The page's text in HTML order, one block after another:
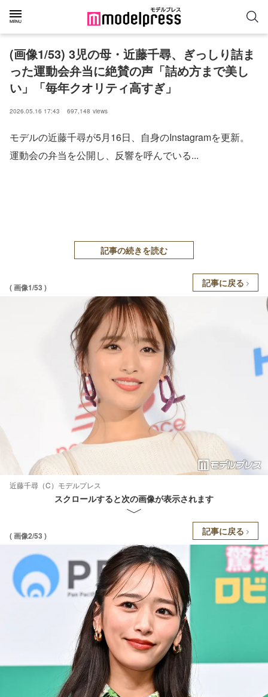
(画像1/53) 3児の母・近藤千尋、ぎっしり詰ま
った運動会弁当に絶賛の声「詰め方まで美し
い」「毎年クオリティ高すぎ」
2026.05.16 17:43 697,148 views
モデルの近藤千尋が5月16日、自身のInstagramを更新。
運動会の弁当を公開し、反響を呼んでいる...
記事の続きを読む
( 画像1/53 ) 記事に戻る
近藤千尋（C）モデルプレス
スクロールすると次の画像が表示されます
( 画像2/53 ) 記事に戻る